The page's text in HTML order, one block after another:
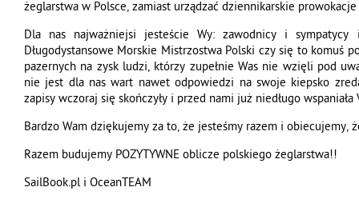
żeglarstwa w Polsce, zamiast urządzać dziennikarskie
Dla nas najważniejsi jesteście Wy: zawodnicy i
Długodystansowe Morskie Mistrzostwa Polski czy się to komuś
pazernych na zysk ludzi, którzy zupełnie Was nie wzięli pod
nie jest dla nas wart nawet odpowiedzi na swoje kiepsko
zapisy wczoraj się skończyły i przed nami już niedługo wspaniała
Bardzo Wam dziękujemy za to, że jesteśmy razem i obiecujemy,
Razem budujemy POZYTYWNE oblicze polskiego żeglarstwa!!
SailBook.pl i OceanTEAM